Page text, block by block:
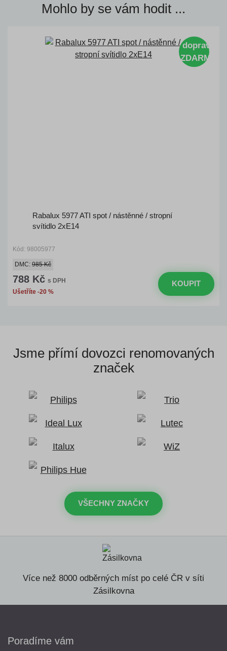
Mohlo by se vám hodit ...
doprava
ZDARMA
Rabalux 5977 ATI spot / nástěnné / stropní
svítidlo 2xE14
Kód: 98005977
DMC: 985 Kč
788 Kč s DPH
Ušetříte -20 %
KOUPIT
Jsme přímí dovozci renomovaných
značek
VŠECHNY ZNAČKY
Více než 8000 odběrných míst po celé ČR v síti
Zásilkovna
Poradíme vám